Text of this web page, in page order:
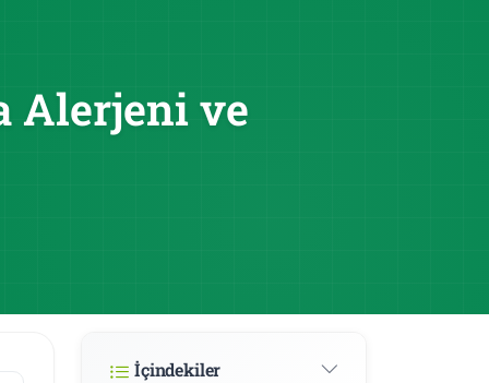
Alerjeni ve
İçindekiler